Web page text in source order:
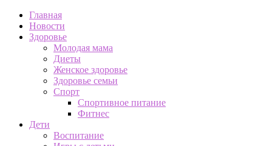
Главная
Новости
Здоровье
Молодая мама
Диеты
Женское здоровье
Здоровье семьи
Спорт
Спортивное питание
Фитнес
Дети
Воспитание